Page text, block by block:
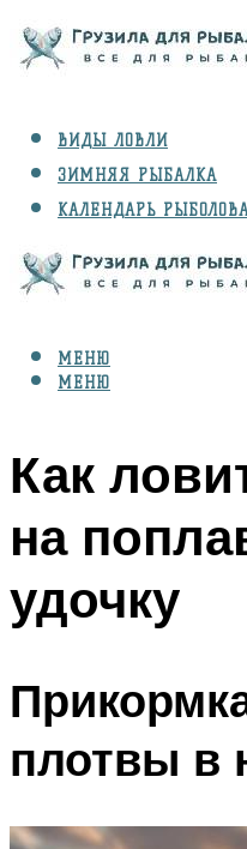
ВИДЫ ЛОВЛИ
ЗИМНЯЯ РЫБАЛКА
КАЛЕНДАРЬ
СНАРЯЖЕНИЕ
МЕНЮ
МЕНЮ
Как
на
удочку
плотвы в